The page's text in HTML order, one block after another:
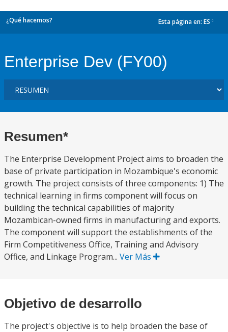
¿Qué hacemos? Esta página en: ES
Enterprise Dev (FY00)
Resumen*
The Enterprise Development Project aims to broaden the
base of private participation in Mozambique's economic
growth. The project consists of three components: 1) The
technical learning in firms component will focus on
building the technical capabilities of majority
Mozambican-owned firms in manufacturing and exports.
The component will support the establishments of the
Firm Competitiveness Office, Training and Advisory
Office, and Linkage Program... Ver Más
Objetivo de desarrollo
The project's objective is to help broaden the base of